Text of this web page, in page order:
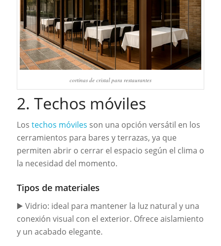
cortinas de cristal para restaurantes
2. Techos móviles
Los techos móviles son una opción versátil en los
cerramientos para bares y terrazas, ya que
permiten abrir o cerrar el espacio según el clima o
la necesidad del momento.
Tipos de materiales
▶️ Vidrio: ideal para mantener la luz natural y una
conexión visual con el exterior. Ofrece aislamiento
y un acabado elegante.